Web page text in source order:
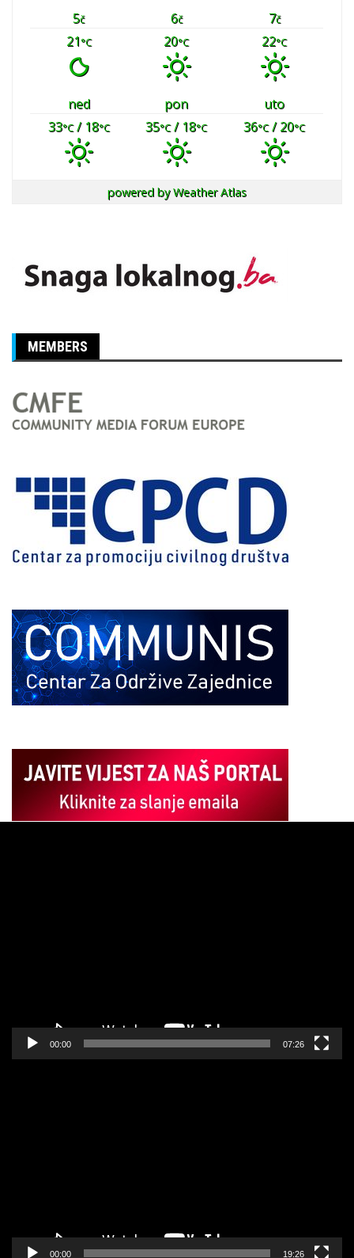
5č 6č 7č
21°C 20°C 22°C
ned pon
uto
33°C/ 18°C 35°C/ 18°C 36°C/ 20°C
powered byWeather Atlas
MEMBERS
00:00 07:26
00:00 19:26